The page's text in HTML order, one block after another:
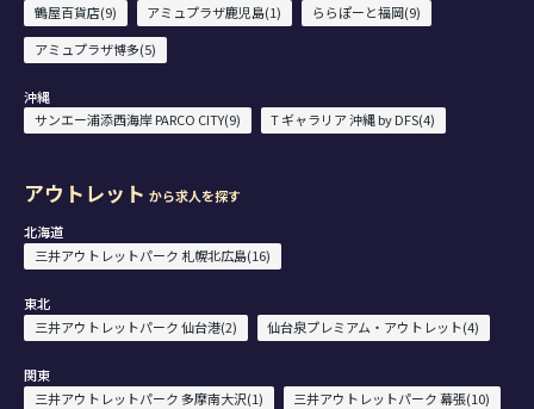
鶴屋百貨店(9)
アミュプラザ鹿児島(1)
ららぽーと福岡(9)
アミュプラザ博多(5)
沖縄
サンエー浦添西海岸 PARCO CITY(9)
T ギャラリア 沖縄 by DFS(4)
アウトレット から求人を探す
北海道
三井アウトレットパーク 札幌北広島(16)
東北
三井アウトレットパーク 仙台港(2)
仙台泉プレミアム・アウトレット(4)
関東
三井アウトレットパーク 多摩南大沢(1)
三井アウトレットパーク 幕張(10)